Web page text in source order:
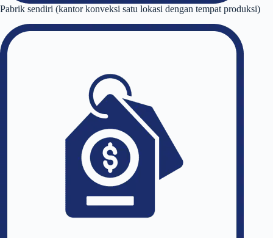
Pabrik sendiri (kantor konveksi satu lokasi dengan tempat produksi)